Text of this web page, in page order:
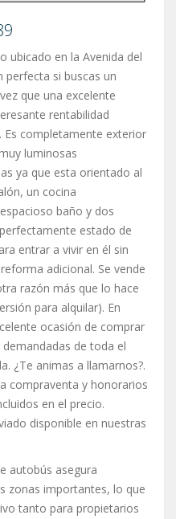
ubicado en la Avenida del
perfecta si buscas un
que una excelente
rentabilidad
Es completamente exterior
luminosas
ya que esta orientado al
un cocina
baño y dos
estado de
entrar a vivir en él sin
adicional. Se vende
razón más que lo hace
para alquilar). En
ocasión de comprar
de toda el
¿Te animas a llamarnos?.
compraventa y honorarios
en el precio.
disponible en nuestras
autobús asegura
zonas importantes, lo que
tanto para propietarios